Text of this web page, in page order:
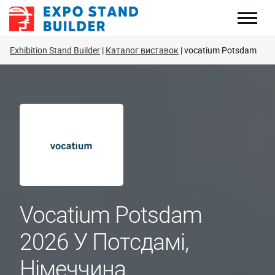
Перейти
Exhibition Stand Builder Каталог виставок vocatium Potsdam
Vocatium Potsdam
2026 У Потсдамі,
Німеччина